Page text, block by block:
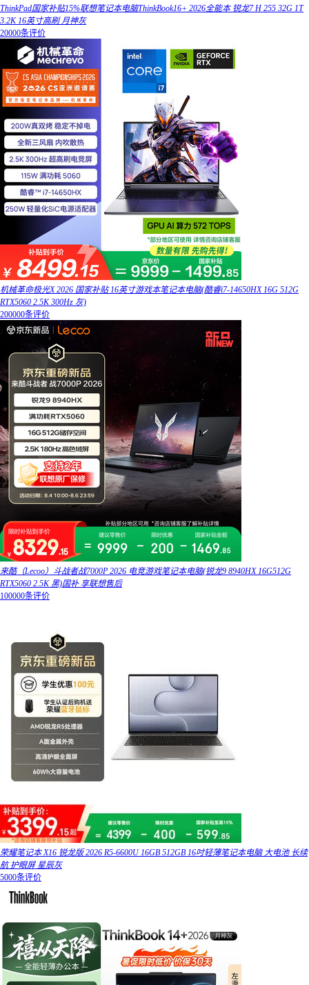
ThinkPad国家补贴15%联想笔记本电脑ThinkBook16+ 2026全能本 锐龙7 H 255 32G 1T
3.2K 16英寸高刷 月神灰
20000条评价
机械革命极光X 2026 国家补贴 16英寸游戏本笔记本电脑(酷睿i7-14650HX 16G 512G
RTX5060 2.5K 300Hz 灰)
200000条评价
来酷（Lecoo）斗战者战7000P 2026 电竞游戏笔记本电脑(锐龙9 8940HX 16G512G
RTX5060 2.5K 黑)国补 享联想售后
100000条评价
荣耀笔记本 X16 锐龙版 2026 R5-6600U 16GB 512GB 16吋轻薄笔记本电脑 大电池 长续
航 护眼屏 星辰灰
5000条评价